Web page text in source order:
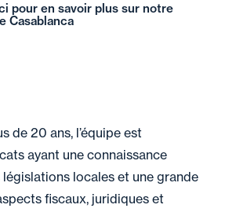
pour en savoir plus sur notre
Casablanca
de 20 ans, l’équipe est
ayant une connaissance
locales et une grande
fiscaux, juridiques et